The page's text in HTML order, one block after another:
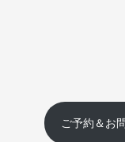
ご予約＆お